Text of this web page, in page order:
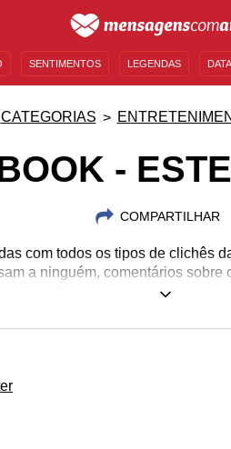
SENTIMENTOS LEGENDAS
CATEGORIAS
-
COMPARTILHAR
com todos os tipos de clichês
a ninguém, comentários sobre
compartilhe com a galera para